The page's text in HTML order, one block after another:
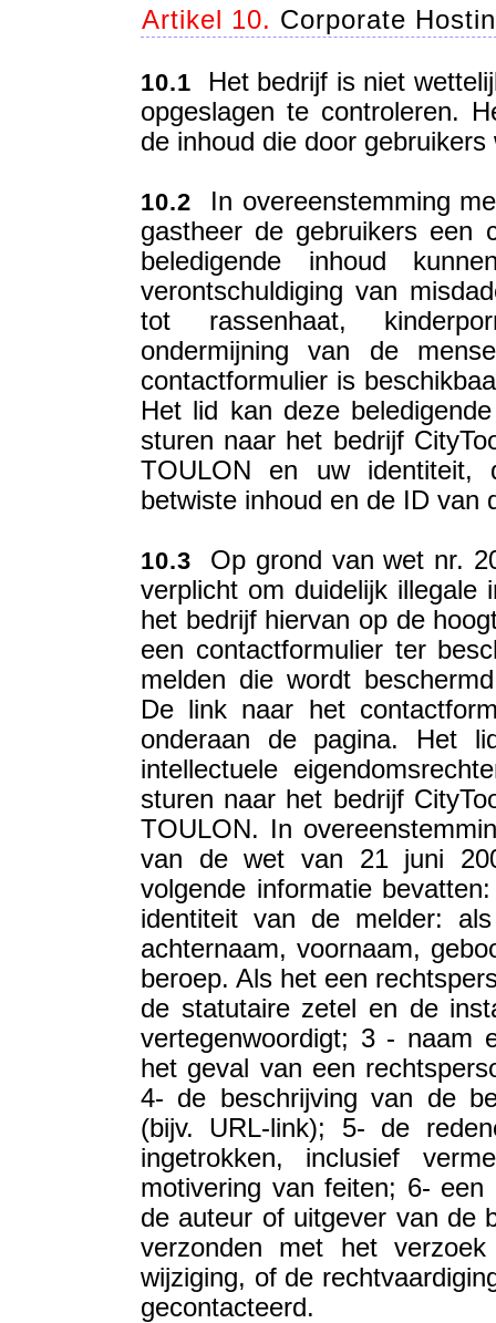
Artikel 10. Corporate
10.1 Het bedrijf is niet
opgeslagen te controleren.
de inhoud die door
10.2 In overeenstemming
gastheer de gebruikers een
beledigende inhoud
verontschuldiging van
tot rassenhaat,
ondermijning van de
contactformulier is
Het lid kan deze
sturen naar het bedrijf
TOULON en uw
betwiste inhoud en de ID van
10.3 Op grond van wet nr.
verplicht om duidelijk illegale
het bedrijf hiervan op de
een contactformulier ter
melden die wordt
De link naar het
onderaan de pagina. Het
intellectuele
sturen naar het bedrijf
TOULON. In
van de wet van 21 juni
volgende informatie
identiteit van de melder:
achternaam, voornaam,
beroep. Als het een
de statutaire zetel en de
vertegenwoordigt; 3 - naam
het geval van een
4- de beschrijving van de
(bijv. URL-link); 5- de
ingetrokken, inclusief
motivering van feiten; 6-
de auteur of uitgever van de
verzonden met het
wijziging, of de
gecontacteerd.